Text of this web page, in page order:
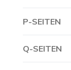
P-SEITEN
Q-SEITEN